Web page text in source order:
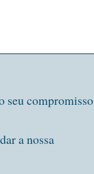
seu compromisso
a nossa